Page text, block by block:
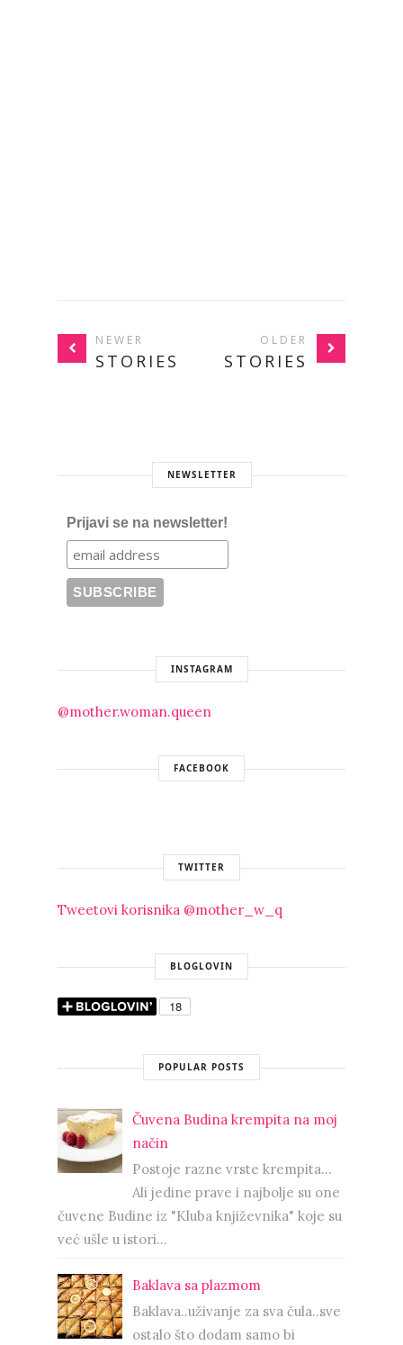
NEWER
STORIES
OLDER
STORIES
NEWSLETTER
Prijavi se na newsletter!
INSTAGRAM
@mother.woman.queen
FACEBOOK
TWITTER
Tweetovi korisnika @mother_w_q
BLOGLOVIN
POPULAR POSTS
Čuvena Budina krempita na moj
način
Postoje razne vrste krempita...
Ali jedine prave i najbolje su one
čuvene Budine iz "Kluba književnika" koje su
već ušle u istori...
Baklava sa plazmom
Baklava..uživanje za sva čula..sve
ostalo što dodam samo bi